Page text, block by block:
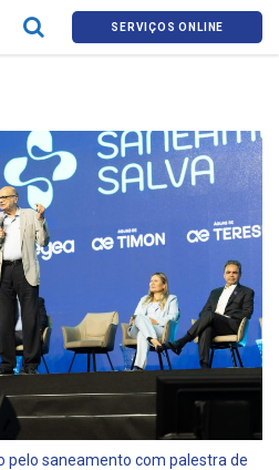
SERVIÇOS ONLINE
pelo saneamento com palestra de